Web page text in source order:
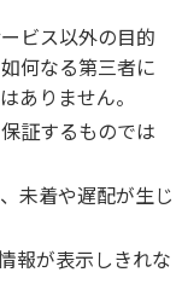
ビス以外の目的
何なる第三者に
ありません。
証するものでは
未着や遅配が生じ
報が表示しきれな